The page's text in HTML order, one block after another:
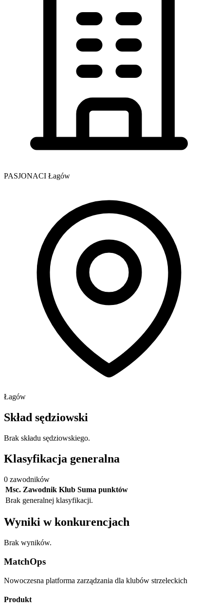
PASJONACI Łagów
Łagów
Skład sędziowski
Brak składu sędziowskiego.
Klasyfikacja generalna
0 zawodników
Msc. Zawodnik Klub Suma punktów
Brak generalnej klasyfikacji.
Wyniki w konkurencjach
Brak wyników.
MatchOps
Nowoczesna platforma zarządzania dla klubów strzeleckich
Produkt